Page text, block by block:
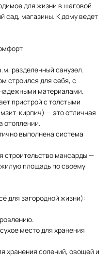
для жизни в шаговой
сад, магазины. К дому ведет
разделенный санузел.
строился для себя, с
материалами.
пристрой с толстыми
кирпич) — это отличная
отоплении.
выполнена система
строительство мансарды —
площадь по своему
для загородной жизни):
место для хранения
хранения солений, овощей и